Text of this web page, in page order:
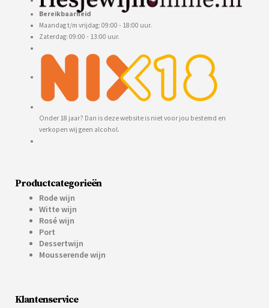
Bereikbaarheid
Maandag t/m vrijdag: 09:00 - 18:00 uur.
Zaterdag: 09:00 - 13:00 uur.
Onder 18 jaar? Dan is deze website is niet voor jou bestemd en
verkopen wij geen alcohol.
Productcategorieën
Rode wijn
Witte wijn
Rosé wijn
Port
Dessertwijn
Mousserende wijn
Klantenservice